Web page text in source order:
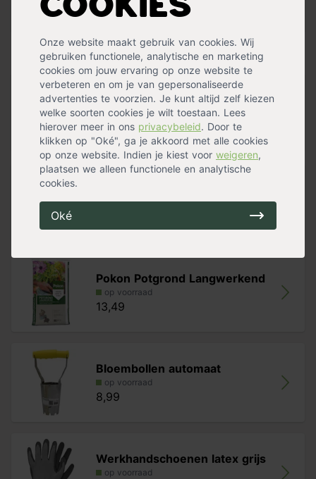
Cookies
Onze website maakt gebruik van cookies. Wij
gebruiken functionele, analytische en marketing
cookies om jouw ervaring op onze website te
verbeteren en om je van gepersonaliseerde
advertenties te voorzien. Je kunt altijd zelf kiezen
welke soorten cookies je wilt toestaan. Lees
hierover meer in ons privacybeleid. Door te
klikken op "Oké", ga je akkoord met alle cookies
op onze website. Indien je kiest voor weigeren,
plaatsen we alleen functionele en analytische
cookies.
Oké
Bloemkleur
Paars
Meer specificaties »
Handig voor erbij
Verplantschepje breed
op voorraad
8,99
op voorraad
Pokon Potgrond Langwerkend
op voorraad
13,49
Bloembollen automaat
op voorraad
8,99
Werkhandschoenen latex grijs
op voorraad